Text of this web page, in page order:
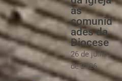
às
comunid
ades da
Diocese
26 de julho
de 2026